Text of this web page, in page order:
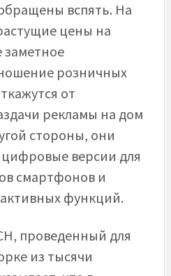
вспять. На
цены на
заметное
розничных
от
рекламы на дом
стороны, они
версии для
смартфонов и
функций.
проведенный для
из тысячи